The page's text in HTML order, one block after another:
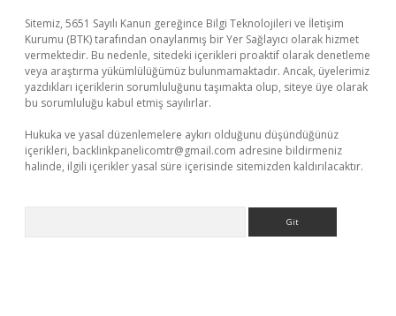
Sitemiz, 5651 Sayılı Kanun gereğince Bilgi Teknolojileri ve İletişim
Kurumu (BTK) tarafından onaylanmış bir Yer Sağlayıcı olarak hizmet
vermektedir. Bu nedenle, sitedeki içerikleri proaktif olarak denetleme
veya araştırma yükümlülüğümüz bulunmamaktadır. Ancak, üyelerimiz
yazdıkları içeriklerin sorumluluğunu taşımakta olup, siteye üye olarak
bu sorumluluğu kabul etmiş sayılırlar.
Hukuka ve yasal düzenlemelere aykırı olduğunu düşündüğünüz
içerikleri, backlinkpanelicomtr@gmail.com adresine bildirmeniz
halinde, ilgili içerikler yasal süre içerisinde sitemizden kaldırılacaktır.